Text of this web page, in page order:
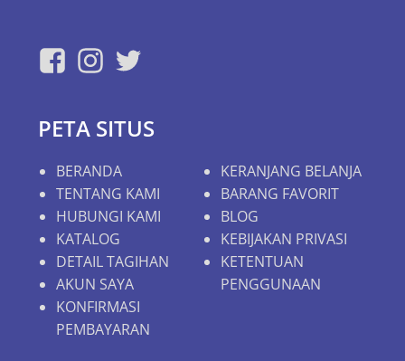
PETA SITUS
BERANDA
TENTANG KAMI
HUBUNGI KAMI
KATALOG
DETAIL TAGIHAN
AKUN SAYA
KONFIRMASI
PEMBAYARAN
KERANJANG BELANJA
BARANG FAVORIT
BLOG
KEBIJAKAN PRIVASI
KETENTUAN
PENGGUNAAN